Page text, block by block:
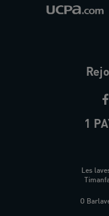
1
Les
O